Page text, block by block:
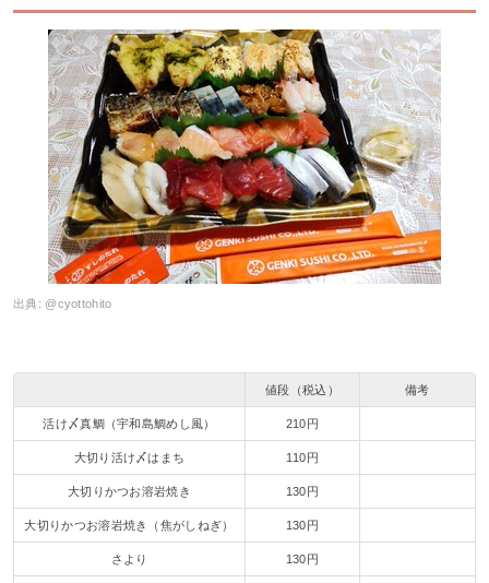
出典: @cyottohito
値段（税込） 備考
活け〆真鯛（宇和島鯛めし風） 210円
大切り活け〆はまち 110円
大切りかつお溶岩焼き 130円
大切りかつお溶岩焼き（焦がしねぎ） 130円
さより 130円